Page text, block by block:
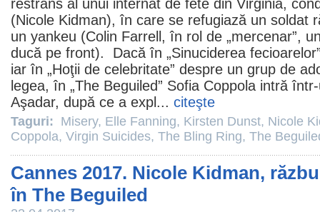
restrâns al unui internat de fete din Virginia,
(Nicole Kidman), în care se refugiază un soldat
un yankeu (Colin Farrell , în rol de „mercenar”,
ducă pe front). Dacă în „Sinuciderea fecioarelor
iar în „Hoţii de celebritate” despre un grup de
legea, în „The Beguiled” Sofia Coppola intră
Aşadar, după ce a expl... citeşte
Taguri: Misery, Elle Fanning, Kirsten Dunst, Nicole
Coppola, Virgin Suicides, The Bling Ring, The
Cannes 2017. Nicole Kidman,
în The Beguiled